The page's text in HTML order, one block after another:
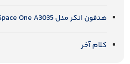
هدفون انکر مدل Soundcore Space One A3035
کلام آخر